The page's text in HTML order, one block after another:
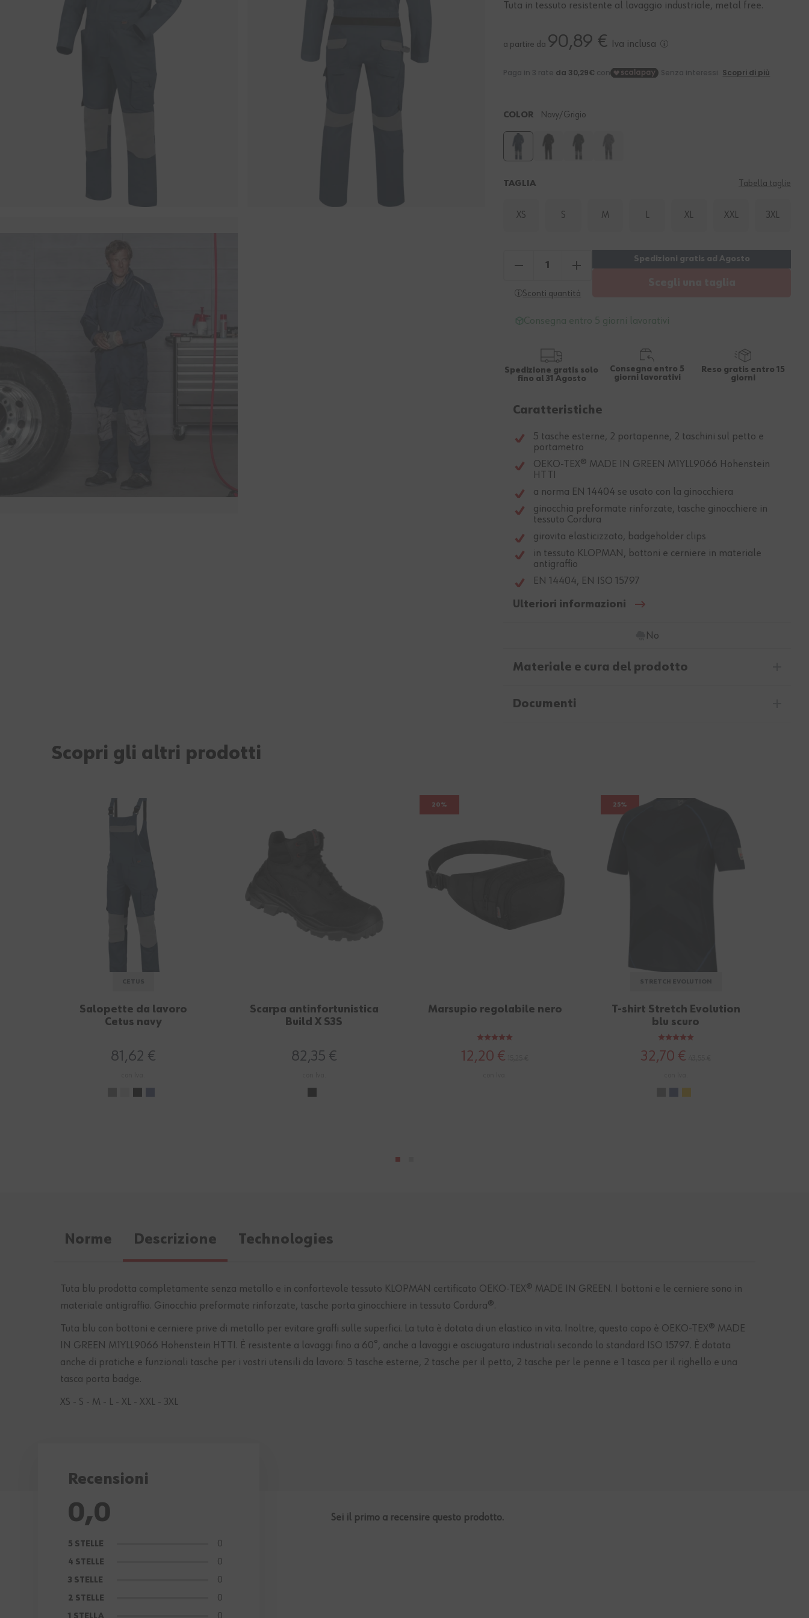
Tuta in tessuto resistente al lavaggio industriale, metal free.
a partire da 90,89 € Iva inclusa
COLOR Navy/grigio
TAGLIA Tabella taglie
XS S M L XL XXL 3XL
Sconti quantità
Consegna entro 5 giorni lavorativi
Spedizione gratis solo
fino al 31 Agosto
Consegna entro 5
giorni lavorativi
Reso gratis entro 15
giorni
Caratteristiche
5 tasche esterne, 2 portapenne, 2 taschini sul petto e
portametro
OEKO-TEX® MADE IN GREEN M1YLL9066 Hohenstein
HTTI
a norma EN 14404 se usato con la ginocchiera
ginocchia preformate rinforzate, tasche ginocchiere in
tessuto Cordura
girovita elasticizzato, badgeholder clips
in tessuto KLOPMAN, bottoni e cerniere in materiale
antigraffio
EN 14404, EN ISO 15797
Ulteriori informazioni
No
Materiale e cura del prodotto
Documenti
Scopri gli altri prodotti
Salopette da lavoro
Cetus navy
81,62 €
Scarpa antinfortunistica
Build X S3S
82,35 €
20%
Marsupio regolabile nero
12,20 €
25%
T-shirt Stretch Evolution
blu scuro
32,70 €
Norme Descrizione Technologies
Tuta blu prodotta completamente senza metallo e in confortevole tessuto KLOPMAN certificato OEKO-TEX® MADE IN GREEN. I bottoni e le cerniere sono in
materiale antigraffio. Ginocchia preformate rinforzate, tasche porta ginocchiere in tessuto Cordura®.
Tuta blu con bottoni e cerniere prive di metallo per evitare graffi sulle superfici. La tuta è dotata di un elastico in vita. Inoltre, questo capo è OEKO-TEX® MADE
IN GREEN M1YLL9066 Hohenstein HTTI. È resistente a lavaggi fino a 60°, anche a lavaggi e asciugatura industriali secondo lo standard ISO 15797. È dotata
anche di pratiche e funzionali tasche per i vostri utensili da lavoro: 5 tasche esterne, 2 tasche per il petto, 2 tasche per le penne e 1 tasca per il righello e una
tasca porta badge.
XS - S - M - L - XL - XXL - 3XL
Recensioni
0,0
5 STELLE 0
4 STELLE 0
3 STELLE 0
2 STELLE 0
1 STELLA 0
Sei il primo a recensire questo prodotto.